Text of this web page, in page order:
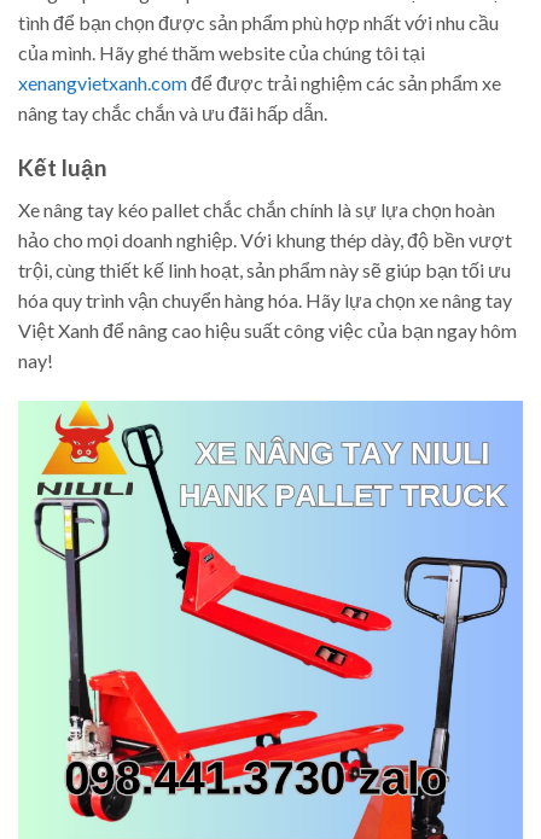
tình để bạn chọn được sản phẩm phù hợp nhất với nhu cầu
của mình. Hãy ghé thăm website của chúng tôi tại
xenangvietxanh.comđể được trải nghiệm các sản phẩm xe
nâng tay chắc chắn và ưu đãi hấp dẫn.
Kết luận
Xe nâng tay kéo pallet chắc chắn chính là sự lựa chọn hoàn
hảo cho mọi doanh nghiệp. Với khung thép dày, độ bền vượt
trội, cùng thiết kế linh hoạt, sản phẩm này sẽ giúp bạn tối ưu
hóa quy trình vận chuyển hàng hóa. Hãy lựa chọn xe nâng tay
Việt Xanh để nâng cao hiệu suất công việc của bạn ngay hôm
nay!